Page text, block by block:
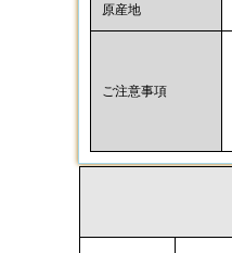
原産地
ご注意事項